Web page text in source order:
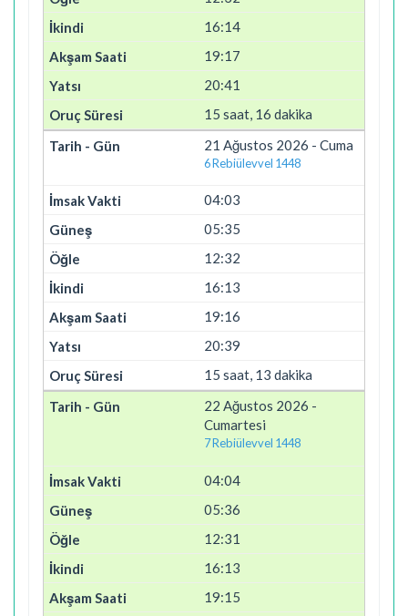
16:14
19:17
20:41
15 saat, 16 dakika
21 Ağustos 2026 - Cuma
6 Rebiülevvel 1448
04:03
05:35
12:32
16:13
19:16
20:39
15 saat, 13 dakika
22 Ağustos 2026 -
Cumartesi
7 Rebiülevvel 1448
04:04
05:36
12:31
16:13
19:15